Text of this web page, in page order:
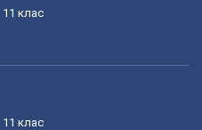
11 клас
11 клас